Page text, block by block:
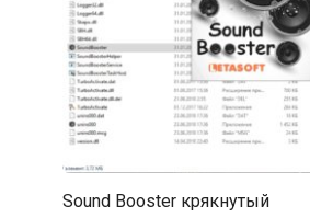
Sound Booster крякнутый